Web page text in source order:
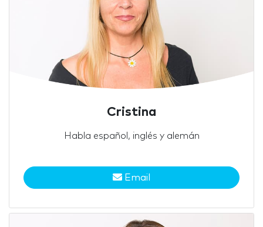
Cristina
Habla español, inglés y alemán
Email